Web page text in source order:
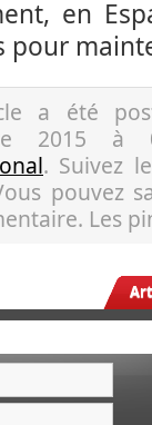
en
pour
a été
2015 à
. Suivez
pouvez
Les